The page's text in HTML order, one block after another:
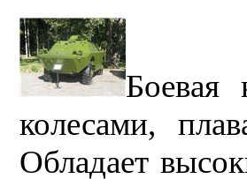
Боевая
колесами,
Обладает